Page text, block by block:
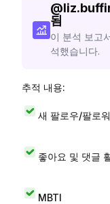
@
됨
이 분석 보고
석했습니다.
추적 내용:
새 팔로우/팔로워
좋아요 및 댓글
MBTI